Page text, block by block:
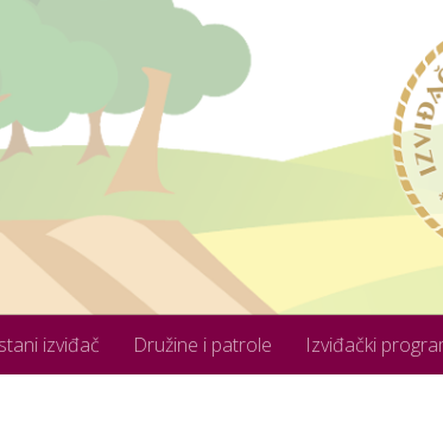
izviđač Družine i patrole Izviđački